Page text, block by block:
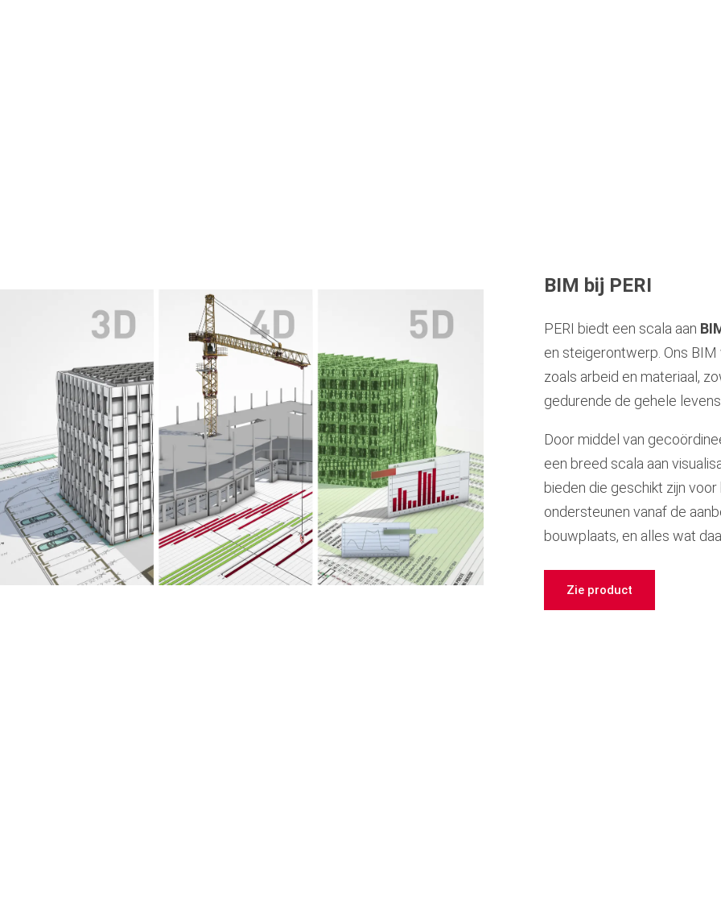
BIM bij PERI
PERI biedt een scala aan
en steigerontwerp. Ons
zoals arbeid en materiaal,
gedurende de gehele
Door middel van
een breed scala aan
bieden die geschikt zijn
ondersteunen vanaf de
bouwplaats, en alles wat
Zie product